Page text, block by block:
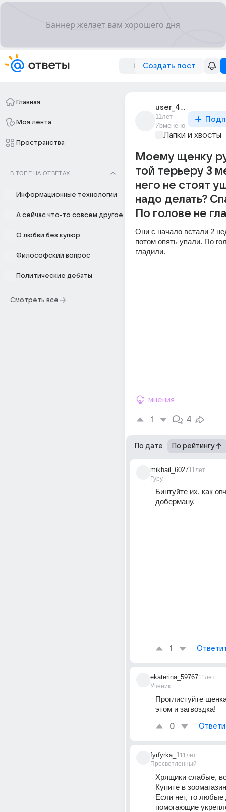
Создать пост
Главная
Моя лента
Пространства
В ТОПЕ НА ОТВЕТАХ
Информационные технологии
А сейчас что-то совсем другое
О любви без купюр
Философский вопрос
Политические дебаты
Смотреть все
user_43540079
11лет
Изменено
Лапки и хвосты
Моему щенку
той терьеру 3
него не стоят
надо делать?
По голове не
Они с начало встали 2
потом опять упали. По
гладили.
мнения
1 4
По дате По рейтингу
mikhail_6027
Гуру
11лет
Бинтуйте их, как
доберману.
1
ekaterina_59767
Ученик
11лет
Проглистуйте
этом и загвоздка!
0
fyrfyrka_1
Просветленный
11лет
Хрящики слабые,
Купите в
Если нет, то любые
помогающие